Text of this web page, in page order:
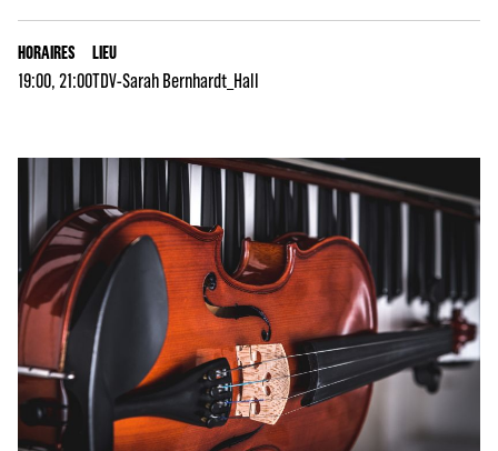
HORAIRES
19:00, 21:00
LIEU
TDV-Sarah Bernhardt_Hall